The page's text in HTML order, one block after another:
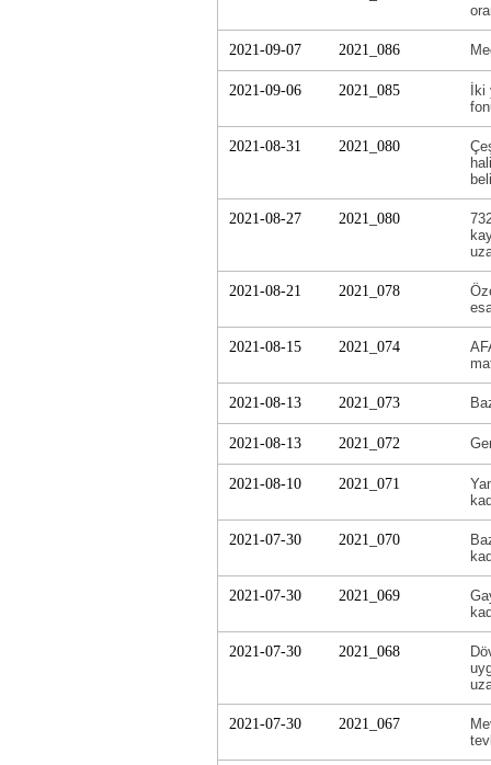
2021-09-07 2021_086
2021-09-06 2021_085
2021-08-31 2021_080
2021-08-27 2021_080
2021-08-21 2021_078
2021-08-15 2021_074
2021-08-13 2021_073
2021-08-13 2021_072
2021-08-10 2021_071
2021-07-30 2021_070
2021-07-30 2021_069
2021-07-30 2021_068
2021-07-30 2021_067